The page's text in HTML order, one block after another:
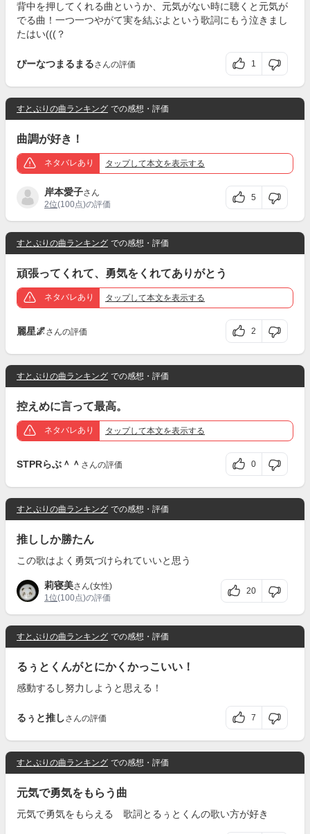
背中を押してくれる曲というか、元気がない時に聴くと元気が
でる曲！一つ一つやがて実を結ぶよという歌詞にもう泣きまし
たはい(((？
ぴーなつまるまるさんの評価 1
すとぷりの曲ランキング での感想・評価
曲調が好き！
ネタバレあり タップして本文を表示する
岸本愛子さん
2位(100点)の評価
5
すとぷりの曲ランキング での感想・評価
頑張ってくれて、勇気をくれてありがとう
ネタバレあり タップして本文を表示する
麗星🌌さんの評価 2
すとぷりの曲ランキング での感想・評価
控えめに言って最高。
ネタバレあり タップして本文を表示する
STPRらぶ＾＾ さんの評価 0
すとぷりの曲ランキング での感想・評価
推ししか勝たん
この歌はよく勇気づけられていいと思う
莉寝美さん(女性)
1位(100点)の評価
20
すとぷりの曲ランキング での感想・評価
るぅとくんがとにかくかっこいい！
感動するし努力しようと思える！
るぅと推しさんの評価 7
すとぷりの曲ランキング での感想・評価
元気で勇気をもらう曲
元気で勇気をもらえる 歌詞とるぅとくんの歌い方が好き